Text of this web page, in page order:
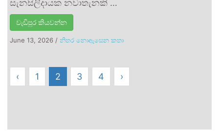
සැනසිලිදායක නවාතැනකි …
වැඩිපුර කියවන්න
June 13, 2026 / නිතර නොඇසෙන කතා
‹ 1 2 3 4 ›